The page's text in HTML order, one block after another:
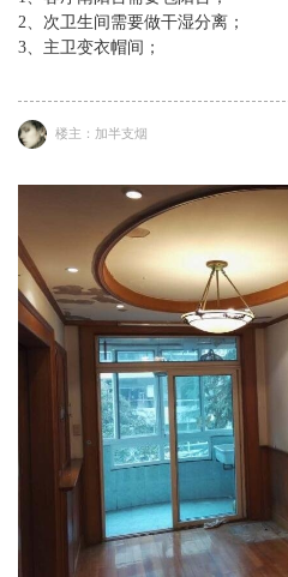
2、次卫生间需要做干湿分离；
3、主卫变衣帽间；
楼主：加半支烟